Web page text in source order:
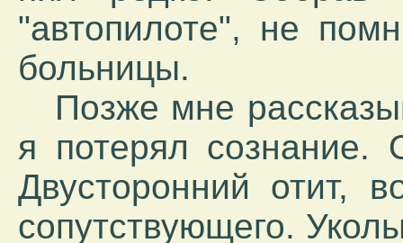
"автопилоте", не
больницы.
Позже мне
я потерял сознание.
Двусторонний отит,
сопутствующего.